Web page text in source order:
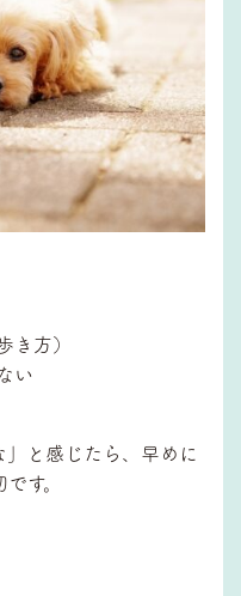
き方）
い
」と感じたら、早めに
す。